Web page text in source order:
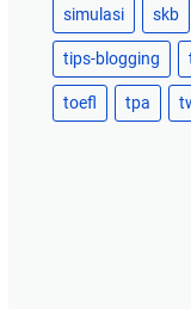
simulasi skb
tips-blogging
toefl tpa